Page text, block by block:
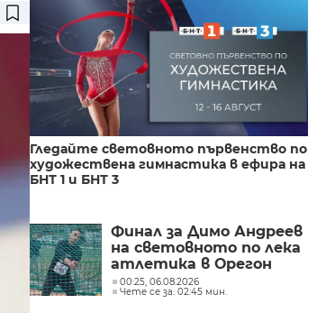
Гледайте световното първенство по
художествена гимнастика в ефира на
БНТ 1 и БНТ 3
Финал за Димо Андреев
на световното по лека
атлетика в Орегон
00:25, 06.08.2026
Чете се за: 02:45 мин.